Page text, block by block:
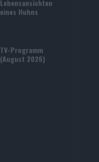
Lebensansichten
eines Huhns
TV-Programm
(August 2026)